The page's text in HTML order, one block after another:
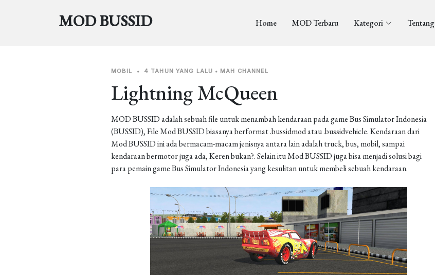
MOD BUSSID Home MOD Terbaru Kategori Tentang
MOBIL • 4 TAHUN YANG LALU • MAH CHANNEL
Lightning McQueen
MOD BUSSID adalah sebuah file untuk menambah kendaraan pada game Bus Simulator Indonesia
(BUSSID), File Mod BUSSID biasanya berformat .bussidmod atau .bussidvehicle. Kendaraan dari
Mod BUSSID ini ada bermacam-macam jenisnya antara lain adalah truck, bus, mobil, sampai
kendaraan bermotor juga ada, Keren bukan?. Selain itu Mod BUSSID juga bisa menjadi solusi bagi
para pemain game Bus Simulator Indonesia yang kesulitan untuk membeli sebuah kendaraan.